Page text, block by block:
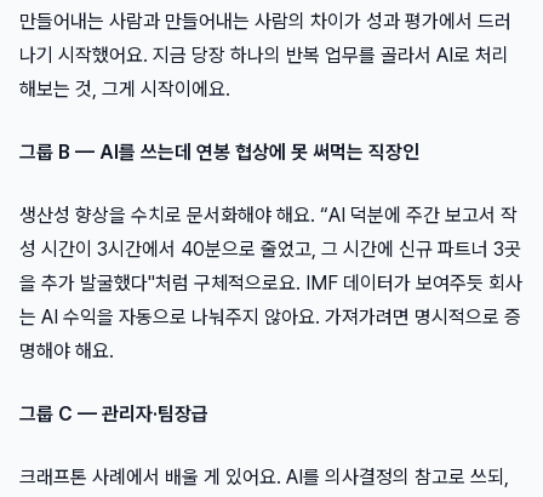
만들어내는 사람과 만들어내는 사람의 차이가 성과 평가에서 드러
나기 시작했어요. 지금 당장 하나의 반복 업무를 골라서 AI로 처리
해보는 것, 그게 시작이에요.
그룹 B — AI를 쓰는데 연봉 협상에 못 써먹는 직장인
생산성 향상을 수치로 문서화해야 해요. “AI 덕분에 주간 보고서 작
성 시간이 3시간에서 40분으로 줄었고, 그 시간에 신규 파트너 3곳
을 추가 발굴했다"처럼 구체적으로요. IMF 데이터가 보여주듯 회사
는 AI 수익을 자동으로 나눠주지 않아요. 가져가려면 명시적으로 증
명해야 해요.
그룹 C — 관리자·팀장급
크래프톤 사례에서 배울 게 있어요. AI를 의사결정의 참고로 쓰되,